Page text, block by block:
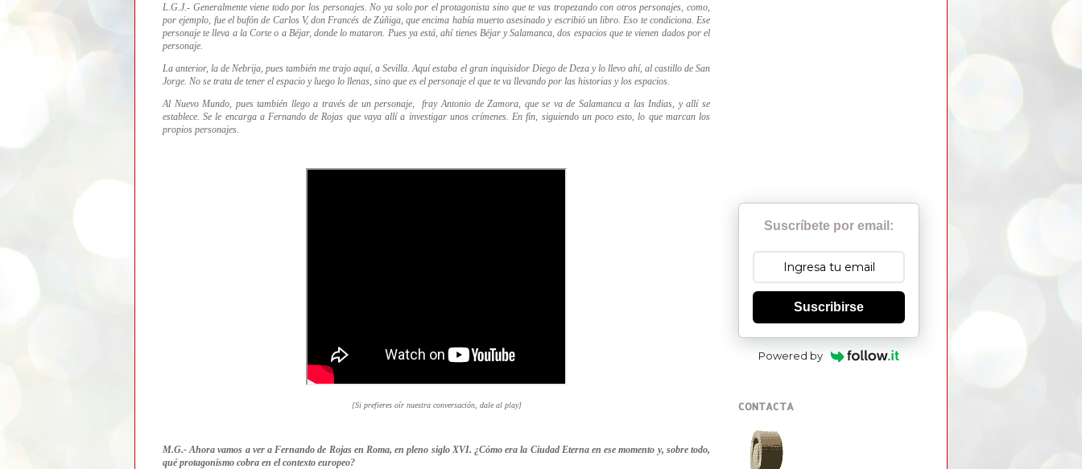
L.G.J.- Generalmenteviene todo por los personajes. No ya solo por el protagonista sino que te vas tropezando con otros personajes, como,
por ejemplo, fue el bufón de Carlos V, don Francés de Zúñiga, que encima había muerto asesinado y escribió un libro. Eso te condiciona. Ese
personaje te lleva a la Corte o a Béjar, donde lo mataron. Pues ya está, ahí tienes Béjar y Salamanca, dos espacios que te vienen dados por el
personaje.
La anterior, la de Nebrija, pues también me trajo aquí, a Sevilla. Aquí estaba el gran inquisidor Diego de Dezay lo llevo ahí, al castillo de San
Jorge. No se trata de tener el espacio y luego lo llenas, sino que es el personaje el que te va llevando por las historias y los espacios.
Al Nuevo Mundo, pues también llego a través de un personaje, fray Antonio de Zamora, que se va de Salamanca a las Indias, y allí se
establece. Se le encarga a Fernando de Rojas que vaya allí a investigar unos crímenes. En fin, siguiendo un poco esto, lo que marcan los
propios personajes.
[Si prefieres oír nuestra conversación, dale al play]
M.G.- Ahora vamos a ver a Fernando de Rojas en Roma, en pleno siglo XVI. ¿Cómo era la Ciudad Eterna en ese momento y, sobre todo,
qué protagonismo cobra en el contexto europeo?
Suscríbete por email:
Suscribirse
Powered by
CONTACTA